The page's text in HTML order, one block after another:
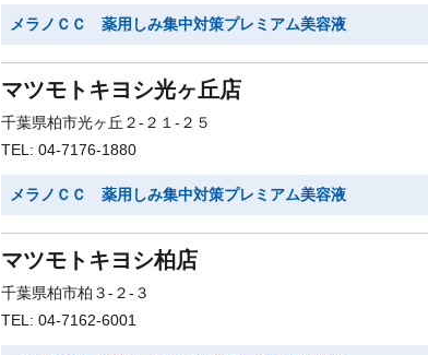
メラノＣＣ 薬用しみ集中対策プレミアム美容液
マツモトキヨシ光ヶ丘店
千葉県柏市光ヶ丘２-２１-２５
TEL: 04-7176-1880
メラノＣＣ 薬用しみ集中対策プレミアム美容液
マツモトキヨシ柏店
千葉県柏市柏３-２-３
TEL: 04-7162-6001